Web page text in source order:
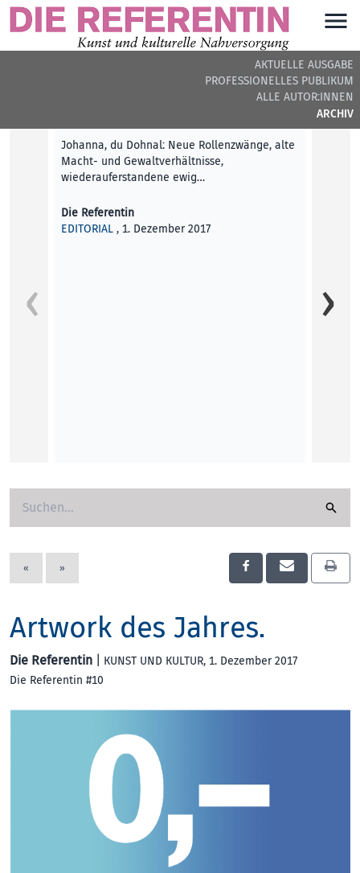
AKTUELLE AUSGABE
PROFESSIONELLES PUBLIKUM
ALLE AUTOR:INNEN
ARCHIV
DIE REFERENTIN #10 - BEITRÄGE DER AUSGABE
Johanna, du Dohnal: Neue Rollenzwänge, alte
Macht- und Gewaltverhältnisse,
wiederauferstandene ewig…
Die Referentin
EDITORIAL , 1. Dezember 2017
« »
Artwork des Jahres.
Die Referentin KUNST UND KULTUR, 1. Dezember 2017
Die Referentin #10